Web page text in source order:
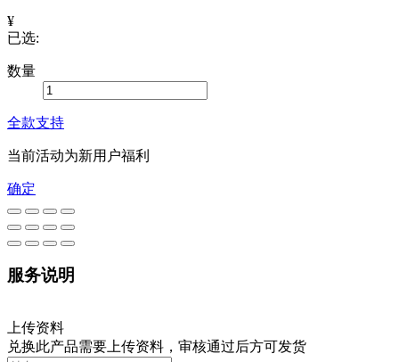
¥
已选:
数量
全款支持
当前活动为新用户福利
确定
服务说明
上传资料
兑换此产品需要上传资料，审核通过后方可发货